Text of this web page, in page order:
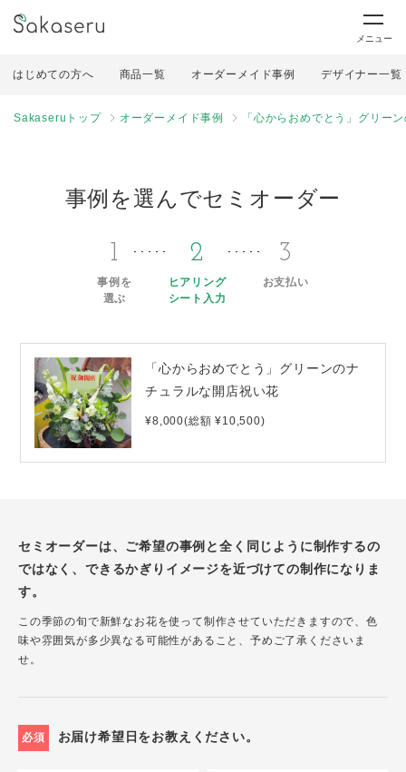
メニュー
はじめての方へ 商品一覧 オーダーメイド事例 デザイナー一覧
Sakaseruトップ オーダーメイド事例 「心からおめでとう」グリー
事例を選んでセミオーダー
1
事例を
選ぶ
2
ヒアリング
シート入力
3
お支払い
「心からおめでとう」グリーンのナ
チュラルな開店祝い花
¥8,000(総額 ¥10,500)
セミオーダーは、ご希望の事例と全く同じように制作するの
ではなく、できるかぎりイメージを近づけての制作になりま
す。
この季節の旬で新鮮なお花を使って制作させていただきますので、色
味や雰囲気が多少異なる可能性があること、予めご了承くださいま
せ。
必須 お届け希望日をお教えください。